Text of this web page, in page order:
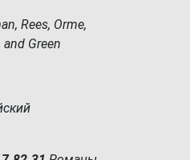
Rees, Orme,
and Green